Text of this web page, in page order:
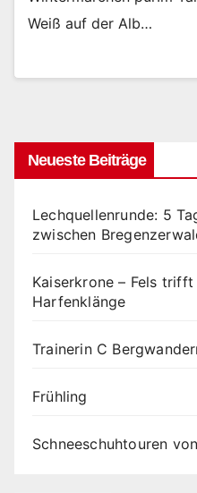
Weiß auf der Alb…
Neueste Beiträge
Lechquellenrunde: 5
zwischen
Kaiserkrone – Fels
Harfenklänge
Trainerin C
Frühling
Schneeschuhtouren